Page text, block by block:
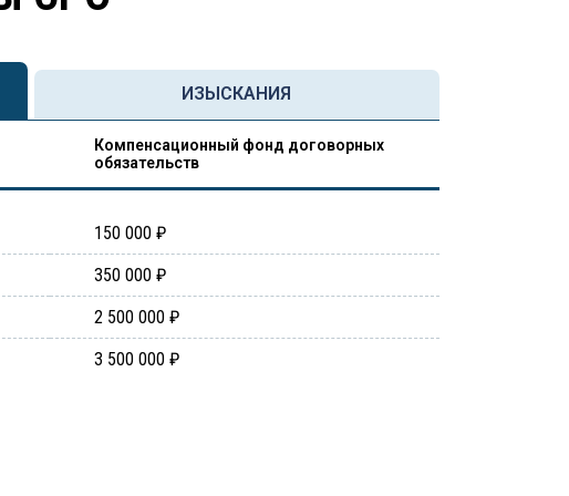
ИЗЫСКАНИЯ
Компенсационный фонд договорных
обязательств
150 000 ₽
350 000 ₽
2 500 000 ₽
3 500 000 ₽